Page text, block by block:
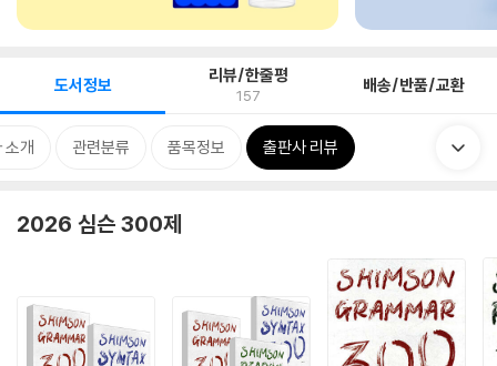
도서정보 리뷰/한줄평
157 배송/반품/교환
소개 관련분류 품목정보 출판사 리뷰
2026 심슨 300제